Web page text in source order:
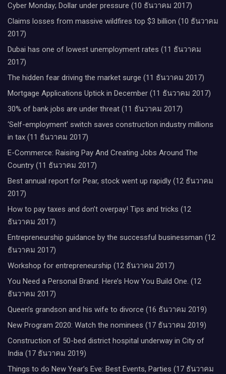
Cyber Monday; Dollar under pressure (10 ธันวาคม 2017)
Claims losses from massive wildfires top $3 billion (10 ธันวาคม
2017)
Dubai has one of lowest unemployment rates (11 ธันวาคม
2017)
The hidden fear driving the market surge (11 ธันวาคม 2017)
Mortgage Applications Uptick in December (11 ธันวาคม 2017)
30% of bank jobs are under threat (11 ธันวาคม 2017)
‘Self-employment’ switch saves construction industry millions
in tax (11 ธันวาคม 2017)
E-Commerce: Raising Pay And Creating Jobs Around The
Country (11 ธันวาคม 2017)
Best annual report for Pear, stock went up rapidly (12 ธันวาคม
2017)
How to pay taxes and don’t overpay! Tips and tricks (12
ธันวาคม 2017)
Entrepreneurship guidance by the successful businessman (12
ธันวาคม 2017)
Workshop for entrepreneurship (12 ธันวาคม 2017)
You Need a Personal Brand. Here’s How You Build One. (12
ธันวาคม 2017)
Queen’s grandson and his wife to divorce (16 ธันวาคม 2019)
New Program 2020: Watch the nominees (17 ธันวาคม 2019)
Construction of 50-bed district hospital underway in City of
India (17 ธันวาคม 2019)
Things to do New Year’s Eve: Best Events, Parties (17 ธันวาคม